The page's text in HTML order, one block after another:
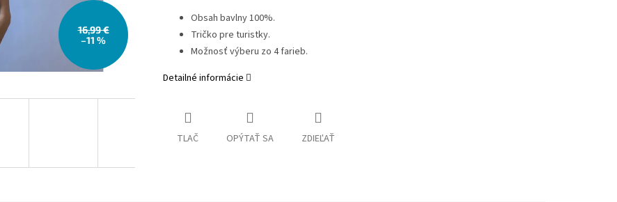
16,99 €
–11 %
Obsah bavlny 100%.
Tričko pre turistky.
Možnosť výberu zo 4 farieb.
Detailné informácie
TLAČ OPÝTAŤ SA ZDIEĽAŤ